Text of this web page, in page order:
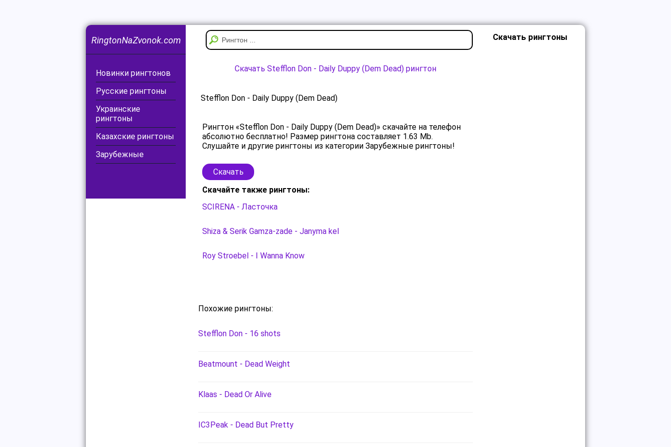
RingtonNaZvonok.com
Новинки рингтонов
Русские рингтоны
Украинские
рингтоны
Казахские рингтоны
Зарубежные
Скачать Stefflon Don - Daily Duppy (Dem Dead) рингтон
Stefflon Don - Daily Duppy (Dem Dead)
Рингтон «Stefflon Don - Daily Duppy (Dem Dead)» скачайте на телефон
абсолютно бесплатно! Размер рингтона составляет 1.63 Mb.
Слушайте и другие рингтоны из категории Зарубежные рингтоны!
Скачать
Скачайте также рингтоны:
SCIRENA - Ласточка
Shiza & Serik Gamza-zade - Janyma kel
Roy Stroebel - I Wanna Know
Похожие рингтоны:
Stefflon Don - 16 shots
Beatmount - Dead Weight
Klaas - Dead Or Alive
IC3Peak - Dead But Pretty
Скачать рингтоны